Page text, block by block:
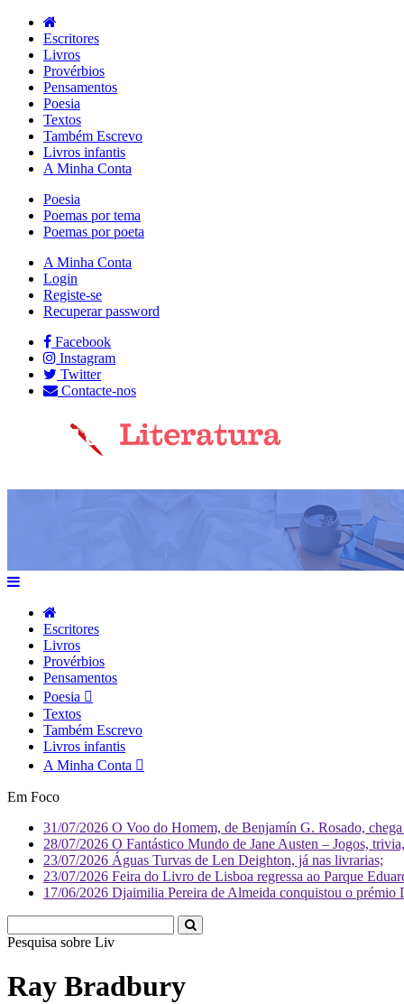
Escritores
Livros
Provérbios
Pensamentos
Poesia
Textos
Também Escrevo
Livros infantis
A Minha Conta
Poesia
Poemas por tema
Poemas por poeta
A Minha Conta
Login
Registe-se
Recuperar password
Facebook
Instagram
Twitter
Contacte-nos
Escritores
Livros
Provérbios
Pensamentos
Poesia
Textos
Também Escrevo
Livros infantis
A Minha Conta
Em Foco
31/07/2026 O Voo do Homem, de Benjamín G. Rosado,
28/07/2026 O Fantástico Mundo de Jane Austen – Jogos,
23/07/2026 Águas Turvas de Len Deighton, já nas livrarias;
23/07/2026 Feira do Livro de Lisboa regressa ao Parque
17/06/2026 Djaimilia Pereira de Almeida conquistou o
Pesquisa sobre Literatura
Ray Bradbury